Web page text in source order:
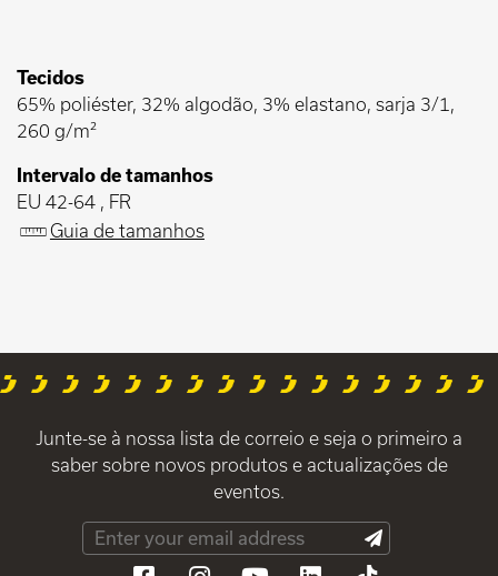
Tecidos
65% poliéster, 32% algodão, 3% elastano, sarja 3/1,
260 g/m²
Intervalo de tamanhos
EU 42-64 , FR
Guia de tamanhos
Junte-se à nossa lista de correio e seja o primeiro a
saber sobre novos produtos e actualizações de
eventos.